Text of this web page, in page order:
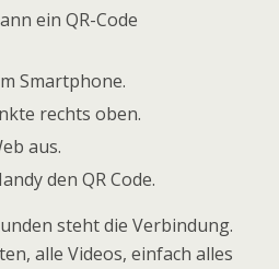
ein QR-Code
Smartphone.
rechts oben.
aus.
den QR Code.
steht die Verbindung.
alle Videos, einfach alles